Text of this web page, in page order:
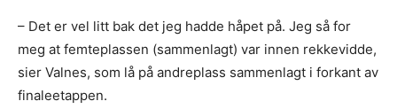
– Det er vel litt bak det jeg hadde håpet på. Jeg så for
meg at femteplassen (sammenlagt) var innen rekkevidde,
sier Valnes, som lå på andreplass sammenlagt i forkant av
finaleetappen.